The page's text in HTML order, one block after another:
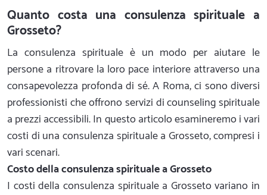
Quanto costa una consulenza spirituale a
Grosseto?
La consulenza spirituale è un modo per aiutare le
persone a ritrovare la loro pace interiore attraverso una
consapevolezza profonda di sé. A Roma, ci sono diversi
professionisti che offrono servizi di counseling spirituale
a prezzi accessibili. In questo articolo esamineremo i vari
costi di una consulenza spirituale a Grosseto, compresi i
vari scenari.
Costo della consulenza spirituale a Grosseto
I costi della consulenza spirituale a Grosseto variano in